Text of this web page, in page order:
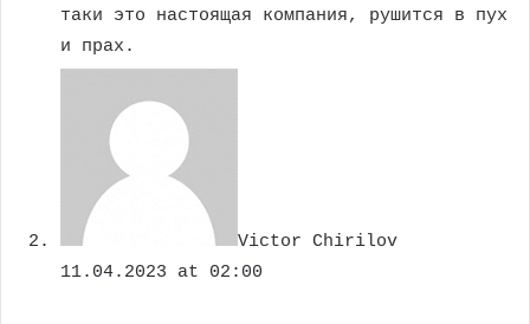
таки это настоящая компания, рушится в пух
и прах.
Victor Chirilov
11.04.2023 at 02:00